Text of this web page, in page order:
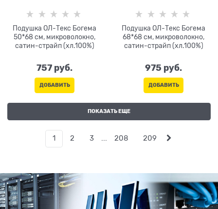
Подушка ОЛ-Текс Богема
50*68 см, микроволокно,
сатин-страйп (хл.100%)
757 руб.
ДОБАВИТЬ
Подушка ОЛ-Текс Богема
68*68 см, микроволокно,
сатин-страйп (хл.100%)
975 руб.
ДОБАВИТЬ
ПОКАЗАТЬ ЕЩЕ
1 2 3 ... 208 209